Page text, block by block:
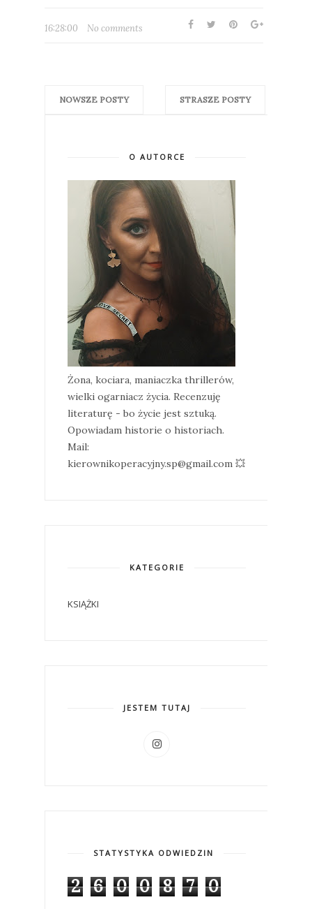
16:28:00 No comments
NOWSZE POSTY STRASZE POSTY
O AUTORCE
Żona, kociara, maniaczka thrillerów,
wielki ogarniacz życia. Recenzuję
literaturę - bo życie jest sztuką.
Opowiadam historie o historiach.
Mail:
kierownikoperacyjny.sp@gmail.com 💥
KATEGORIE
KSIĄŻKI
JESTEM TUTAJ
STATYSTYKA ODWIEDZIN
2 6 0 0 8 7 0